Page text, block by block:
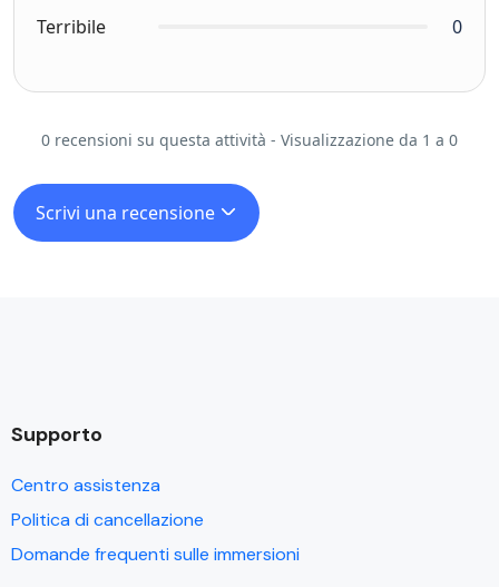
Terribile
0
0 recensioni su questa attività - Visualizzazione da 1 a 0
Scrivi una recensione
Supporto
Centro assistenza
Politica di cancellazione
Domande frequenti sulle immersioni